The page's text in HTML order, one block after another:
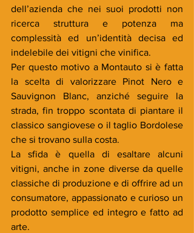
dell’azienda che nei suoi prodotti non
ricerca struttura e potenza ma
complessità ed un’identità decisa ed
indelebile dei vitigni che vinifica.
Per questo motivo a Montauto si è fatta
la scelta di valorizzare Pinot Nero e
Sauvignon Blanc, anziché seguire la
strada, fin troppo scontata di piantare il
classico sangiovese o il taglio Bordolese
che si trovano sulla costa.
La sfida è quella di esaltare alcuni
vitigni, anche in zone diverse da quelle
classiche di produzione e di offrire ad un
consumatore, appassionato e curioso un
prodotto semplice ed integro e fatto ad
arte.